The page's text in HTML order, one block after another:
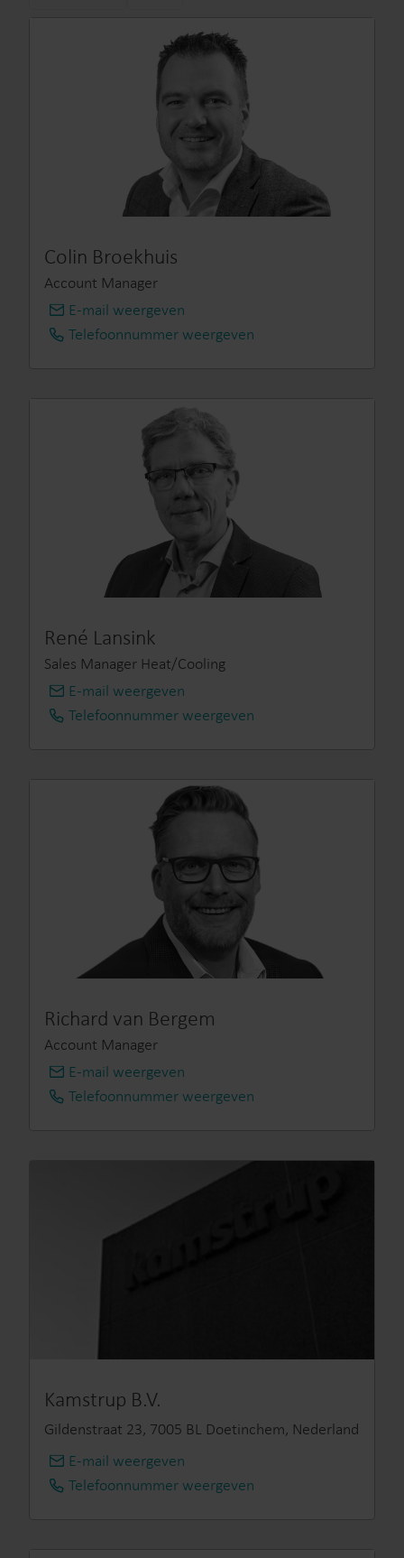
Colin Broekhuis
Account Manager
E-mail weergeven
info@kamstrup.nl
Telefoonnummer weergeven
+31 314 820 900
René Lansink
Sales Manager Heat/Cooling
E-mail weergeven
info@kamstrup.nl
Telefoonnummer weergeven
+31 314 820 900
Richard van Bergem
Account Manager
E-mail weergeven
info@kamstrup.nl
Telefoonnummer weergeven
+31 314 820 900
Kamstrup B.V.
Gildenstraat 23, 7005 BL Doetinchem, Nederland
E-mail weergeven
info@kamstrup.nl
Telefoonnummer weergeven
+31 314 820 900